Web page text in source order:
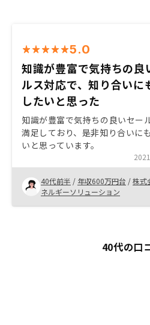
5.0
知識が豊富で気持ちの良
ルス対応で、知り合いに
したいと思った
知識が豊富で気持ちの良いセー
満足しており、是非知り合いに
いと思っています。
40代前半 / 年収600万円台 /株式
ネルギーソリューション
40代の口